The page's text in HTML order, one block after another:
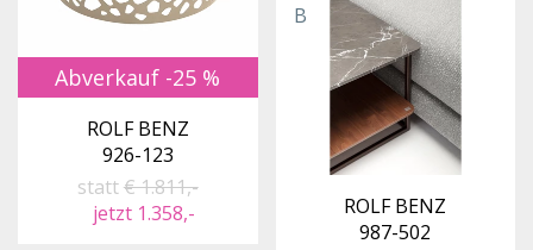
Abverkauf -25 %
ROLF BENZ
926-123
statt€ 1.811,-
jetzt 1.358,-
B
ROLF BENZ
987-502